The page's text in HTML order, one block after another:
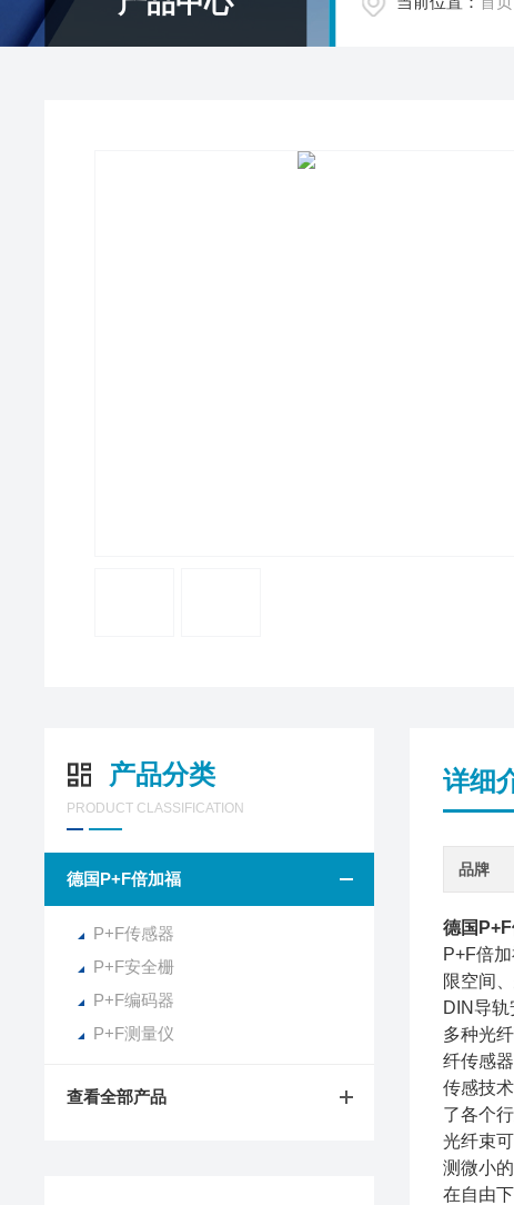
产品分类
PRODUCT CLASSIFICATION
德国P+F倍加福
P+F传感器
P+F安全栅
P+F编码器
P+F测量仪
查看全部产品
详细
品牌
德国
P+F倍
限空间
DIN导
多种光
纤传感
传感技
了各个
光纤束
测微小
在自由